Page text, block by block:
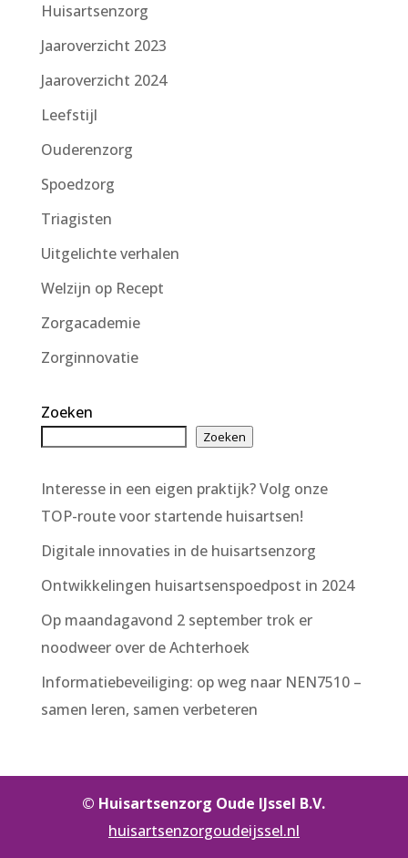
Huisartsenzorg
Jaaroverzicht 2023
Jaaroverzicht 2024
Leefstijl
Ouderenzorg
Spoedzorg
Triagisten
Uitgelichte verhalen
Welzijn op Recept
Zorgacademie
Zorginnovatie
Zoeken
Zoeken
Interesse in een eigen praktijk? Volg onze
TOP-route voor startende huisartsen!
Digitale innovaties in de huisartsenzorg
Ontwikkelingen huisartsenspoedpost in 2024
Op maandagavond 2 september trok er
noodweer over de Achterhoek
Informatiebeveiliging: op weg naar NEN7510 –
samen leren, samen verbeteren
© Huisartsenzorg Oude IJssel B.V.
huisartsenzorgoudeijssel.nl